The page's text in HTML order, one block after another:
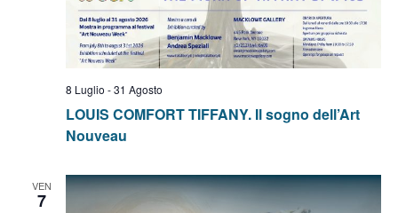
LOUIS COMFORT TIFFANY. Il sogno dell’Art
Nouveau
8 Luglio -31 Agosto
VEN
7